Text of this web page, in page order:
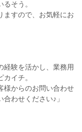
そう。
ますので、お気軽にお
経験を活かし、業務用
イチ。
様からのお問い合わせ
わせください♪」